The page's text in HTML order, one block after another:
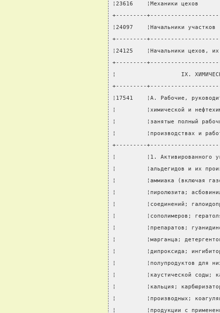
¦23616    ¦Механики
+---------
¦24097    ¦Начальники
+---------
¦24125    ¦Начальники цехов,
+---------
¦                   IX.
+---------
¦17541    ¦А. Рабочие,
¦         ¦химической и
¦         ¦занятые полный
¦         ¦производствах
+---------
¦         ¦1. Активированного
¦         ¦альдегидов и их
¦         ¦аммиака (включая
¦         ¦пиролюзита;
¦         ¦соединений;
¦         ¦сополимеров;
¦         ¦препаратов;
¦         ¦марганца;
¦         ¦дипроксида;
¦         ¦полупродуктов для
¦         ¦каустической соды;
¦         ¦кальция;
¦         ¦производных;
¦         ¦продукции с